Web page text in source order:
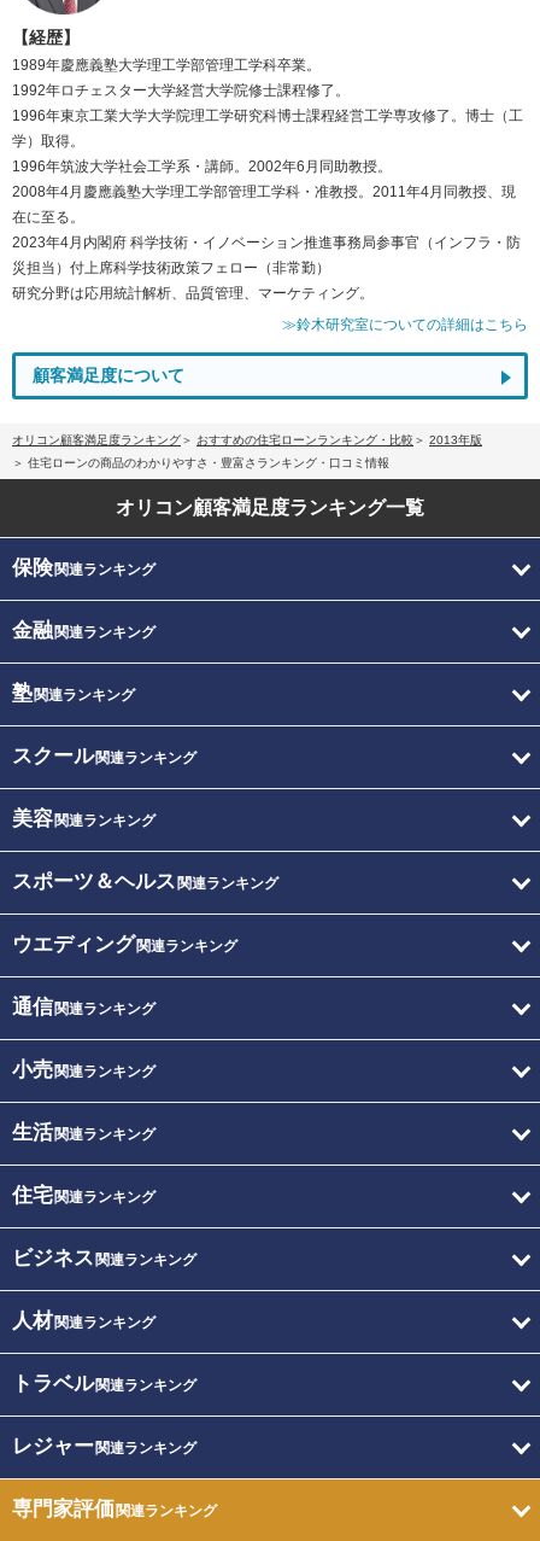
【経歴】
1989年慶應義塾大学理工学部管理工学科卒業。
1992年ロチェスター大学経営大学院修士課程修了。
1996年東京工業大学大学院理工学研究科博士課程経営工学専攻修了。博士（工
学）取得。
1996年筑波大学社会工学系・講師。2002年6月同助教授。
2008年4月慶應義塾大学理工学部管理工学科・准教授。2011年4月同教授、現
在に至る。
2023年4月内閣府 科学技術・イノベーション推進事務局参事官（インフラ・防
災担当）付上席科学技術政策フェロー（非常勤）
研究分野は応用統計解析、品質管理、マーケティング。
≫鈴木研究室についての詳細はこちら
顧客満足度について
オリコン顧客満足度ランキング おすすめの住宅ローンランキング・比較
2013年版
住宅ローンの商品のわかりやすさ・豊富さランキング・口コミ情報
オリコン顧客満足度ランキング一覧
保険関連ランキング
金融関連ランキング
塾関連ランキング
スクール関連ランキング
美容関連ランキング
スポーツ＆ヘルス 関連ランキング
ウエディング関連ランキング
通信関連ランキング
小売関連ランキング
生活関連ランキング
住宅関連ランキング
ビジネス 関連ランキング
人材関連ランキング
トラベル関連ランキング
レジャー関連ランキング
専門家評価関連ランキング